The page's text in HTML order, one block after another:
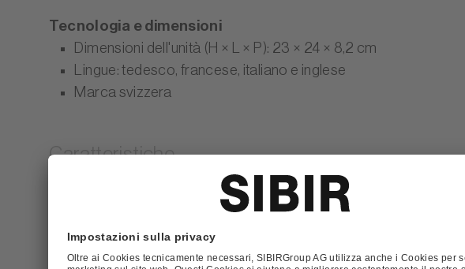
Tecnologia e dimensioni
Dimensioni dell'unità (H × L × P): 23 × 24 × 8,2 cm
Lingue: tedesco, francese, italiano e inglese
Marca svizzera
Caratteristiche
Card-System
Tipo di dispositivo: Sistema di cassa con carta